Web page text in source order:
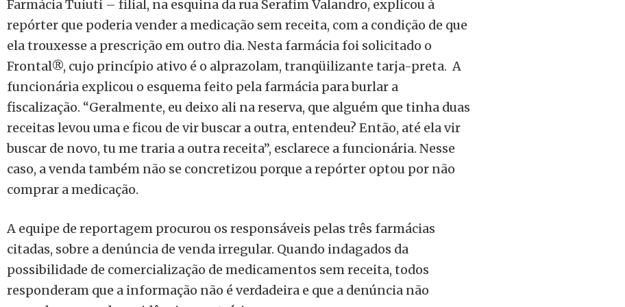
Farmácia Tuiuti – filial, na esquina da rua Serafim Valandro, explicou à
repórter que poderia vender a medicação sem receita, com a condição de que
ela trouxesse a prescrição em outro dia. Nesta farmácia foi solicitado o
Frontal®, cujo princípio ativo é o alprazolam, tranqüilizante tarja-preta. A
funcionária explicou o esquema feito pela farmácia para burlar a
fiscalização. “Geralmente, eu deixo ali na reserva, que alguém que tinha duas
receitas levou uma e ficou de vir buscar a outra, entendeu? Então, até ela vir
buscar de novo, tu me traria a outra receita”, esclarece a funcionária. Nesse
caso, a venda também não se concretizou porque a repórter optou por não
comprar a medicação.
A equipe de reportagem procurou os responsáveis pelas três farmácias
citadas, sobre a denúncia de venda irregular. Quando indagados da
possibilidade de comercialização de medicamentos sem receita, todos
responderam que a informação não é verdadeira e que a denúncia não